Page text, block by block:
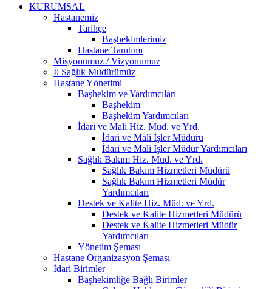
KURUMSAL
Hastanemiz
Tarihçe
Başhekimlerimiz
Hastane Tanıtımı
Misyonumuz / Vizyonumuz
İl Sağlık Müdürümüz
Hastane Yönetimi
Başhekim ve Yardımcıları
Başhekim
Başhekim Yardımcıları
İdari ve Mali Hiz. Müd. ve Yrd.
İdari ve Mali İşler Müdürü
İdari ve Mali İşler Müdür Yardımcıları
Sağlık Bakım Hiz. Müd. ve Yrd.
Sağlık Bakım Hizmetleri Müdürü
Sağlık Bakım Hizmetleri Müdür
Yardımcıları
Destek ve Kalite Hiz. Müd. ve Yrd.
Destek ve Kalite Hizmetleri Müdürü
Destek ve Kalite Hizmetleri Müdür
Yardımcıları
Yönetim Şeması
Hastane Organizasyon Şeması
İdari Birimler
Başhekimliğe Bağlı Birimler